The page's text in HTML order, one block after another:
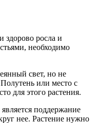
здорово росла и
необходимо
свет, но не
или место с
для этого растения.
поддержание
нее. Растение нужно